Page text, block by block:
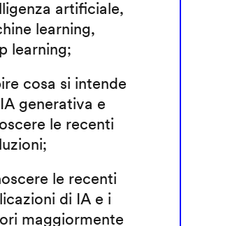
artificiale,
learning,
learning;
cosa si intende
generativa e
le recenti
le recenti
di IA e i
maggiormente